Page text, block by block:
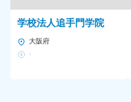
学校法人追手門学院
大阪府
-